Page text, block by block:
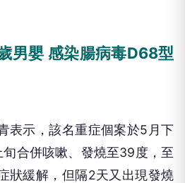
男嬰 感染腸病毒D68型
表示，該名重症個案於5月下
合併咳嗽、發燒至39度，至
狀緩解，但隔2天又出現發燒